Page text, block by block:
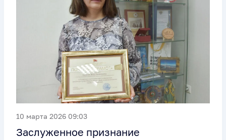
10 марта 2026 09:03
Заслуженное признание